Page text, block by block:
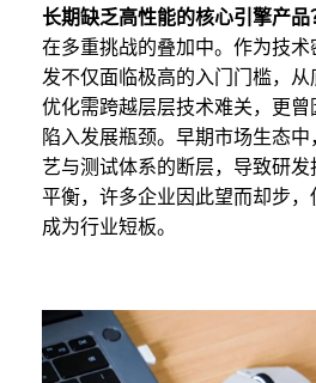
长期缺乏高性能的核心引擎产品
在多重挑战的叠加中。作为技
发不仅面临极高的入门门槛，
优化需跨越层层技术难关，更
陷入发展瓶颈。早期市场生态
艺与测试体系的断层，导致研
平衡，许多企业因此望而却步
成为行业短板。